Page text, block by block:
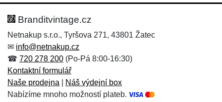
Branditvintage.cz
Netnakup s.r.o., Tyršova 271, 43801 Žatec
✉ info@netnakup.cz
☎ 720 278 200 (Po-Pá 8:00-16:30)
Kontaktní formulář
Naše prodejna
Náš výdejní box
Nabízíme mnoho možností plateb.